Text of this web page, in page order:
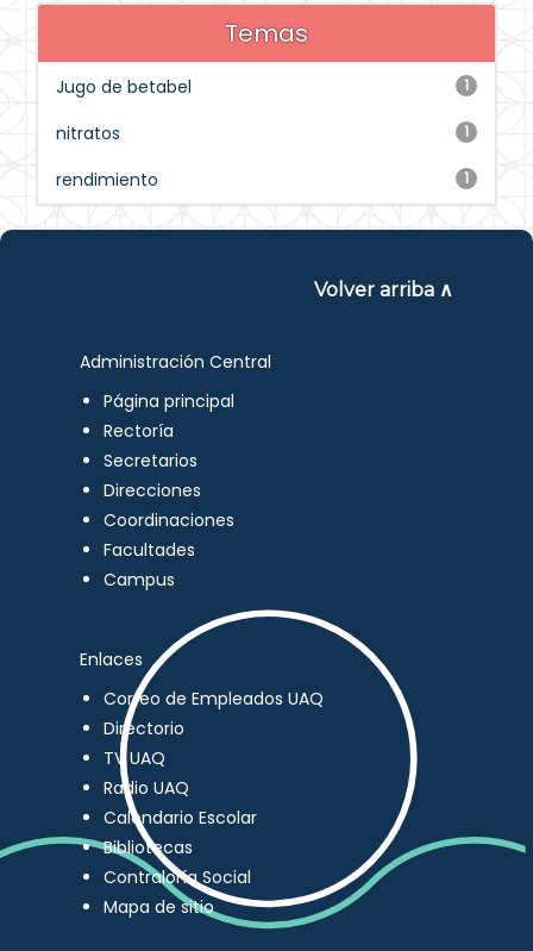
Temas
1
Jugo de betabel
1
nitratos
1
rendimiento
Volver arriba ∧
Administración Central
Página principal
Rectoría
Secretarios
Direcciones
Coordinaciones
Facultades
Campus
Enlaces
Correo de Empleados UAQ
Directorio
TV UAQ
Radio UAQ
Calendario Escolar
Bibliotecas
Contraloría Social
Mapa de sitio